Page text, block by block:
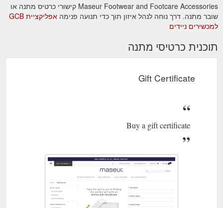
Maseur Footwear and Footcare Accessories קישורי כרטיס מתנה או
שובר מתנה. דרך נוחה לנהל איזון תוך כדי תנועה פנימה
אפליקציית GCB
למכשירים ניידים
תוכנית כרטיסי מתנה
Gift Certificate
Buy a gift certificate